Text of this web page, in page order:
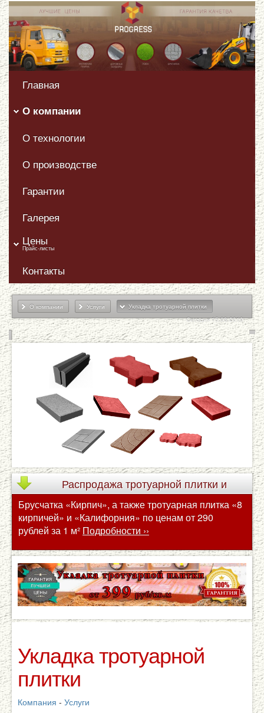
Главная
О компании
О технологии
О производстве
Гарантии
Галерея
Цены
Прайс-листы
Контакты
О компании Услуги
Укладка тротуарной плитки
Сегодня 15.03.2019
Распродажатротуарной плитки и
брусчатки по сниженным ценам
Брусчатка «Кирпич», а также тротуарная плитка «8
кирпичей» и «Калифорния» по ценам от 290
рублей за 1 м² Подробности ››
Укладка тротуарной
плитки
Компания - Услуги